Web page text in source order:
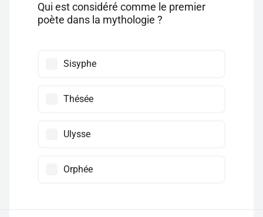
Pour profiter de 10 contenus offerts.
Qui est considéré comme le premier
poète dans la mythologie ?
Sisyphe
Thésée
Ulysse
Orphée